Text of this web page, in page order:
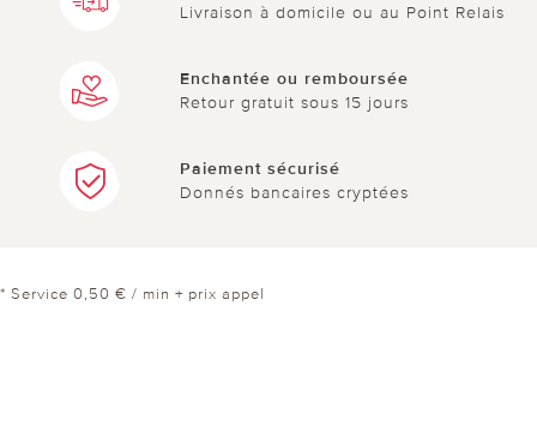
Livraison à domicile ou au Point Relais
Enchantée ou remboursée
Retour gratuit sous 15 jours
Paiement sécurisé
Donnés bancaires cryptées
* Service 0,50 € / min + prix appel